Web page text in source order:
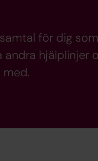
för dig som
andra hjälplinjer